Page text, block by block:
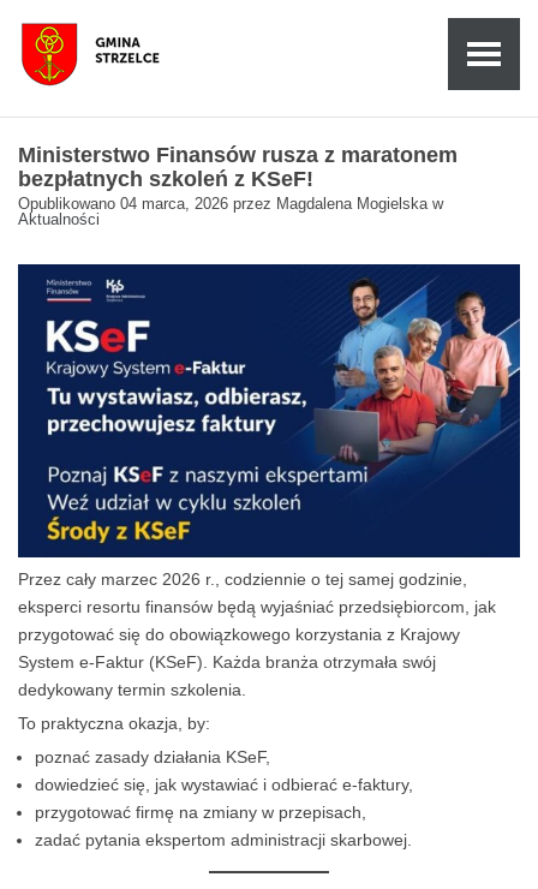
Ministerstwo Finansów rusza z maratonem
bezpłatnych szkoleń z KSeF!
Opublikowano 04 marca, 2026 przez Magdalena Mogielska w
Aktualności
Przez cały marzec 2026 r., codziennie o tej samej godzinie,
eksperci resortu finansów będą wyjaśniać przedsiębiorcom, jak
przygotować się do obowiązkowego korzystania z Krajowy
System e-Faktur (KSeF). Każda branża otrzymała swój
dedykowany termin szkolenia.
To praktyczna okazja, by:
poznać zasady działania KSeF,
dowiedzieć się, jak wystawiać i odbierać e-faktury,
przygotować firmę na zmiany w przepisach,
zadać pytania ekspertom administracji skarbowej.